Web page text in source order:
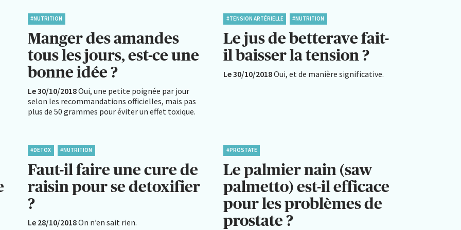
#NUTRITION
Manger des amandes
tous les jours, est-ce une
bonne idée ?
Le 30/10/2018Oui, une petite poignée par jour
selon les recommandations officielles, mais pas
plus de 50 grammes pour éviter un effet toxique.
#TENSION ARTÉRIELLE #NUTRITION
Le jus de betterave fait-
il baisser la tension ?
Le 30/10/2018Oui, et de manière significative.
#DETOX #NUTRITION
Faut-il faire une cure de
raisin pour se detoxifier
?
Le 28/10/2018On n’en sait rien.
#PROSTATE
Le palmier nain (saw
palmetto) est-il efficace
pour les problèmes de
prostate ?